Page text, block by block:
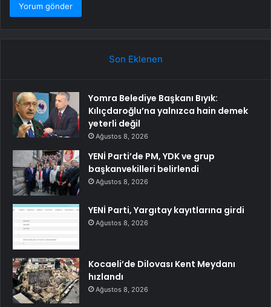
Son Eklenen
Yomra Belediye Başkanı Bıyık:
Kılıçdaroğlu’na yalnızca hain demek
yeterli değil
Ağustos 8, 2026
YENİ Parti’de PM, YDK ve grup
başkanvekilleri belirlendi
Ağustos 8, 2026
YENİ Parti, Yargıtay kayıtlarına girdi
Ağustos 8, 2026
Kocaeli’de Dilovası Kent Meydanı
hızlandı
Ağustos 8, 2026